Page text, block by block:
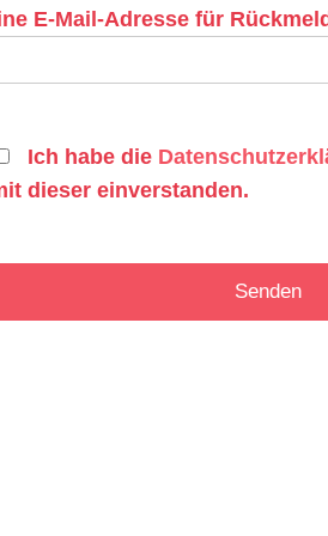
E-Mail-Adresse für
Ich habe die
dieser einverstanden.